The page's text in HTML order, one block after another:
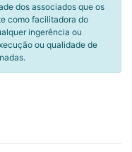
dos associados que os
como facilitadora do
ingerência ou
ou qualidade de